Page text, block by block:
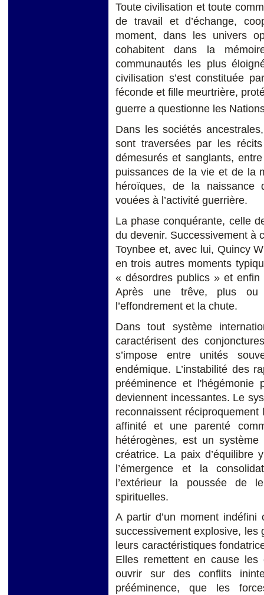
Toute civilisation et toute
de travail et d’échange,
moment, dans les univers
cohabitent dans la
communautés les plus
civilisation s’est constituée
féconde et fille meurtrière,
guerre a questionne les
Dans les sociétés
sont traversées par les
démesurés et sanglants,
puissances de la vie et de la
héroïques, de la naissance
vouées à l’activité guerrière.
La phase conquérante, celle
du devenir. Successivement à
Toynbee et, avec lui, Quincy
en trois autres moments
« désordres publics » et enfin
Après une trêve, plus ou
l’effondrement et la chute.
Dans tout système
caractérisent des
s’impose entre unités
endémique. L’instabilité des
prééminence et l'hégémonie
deviennent incessantes. Le
reconnaissent
affinité et une parenté
hétérogènes, est un
créatrice. La paix d’équilibre
l’émergence et la
l’extérieur la poussée de
spirituelles.
A partir d’un moment
successivement explosive, les
leurs caractéristiques
Elles remettent en cause les
ouvrir sur des conflits
prééminence, que les